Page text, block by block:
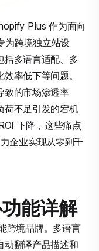
Plus 作为面向
为跨境独立站设
括多语言适配、多
率低下等问题。
致的市场渗透率
荷不足引发的宕机
下降，这些痛点
企业实现从零到千
能详解
跨境品牌。多语言
动翻译产品描述和